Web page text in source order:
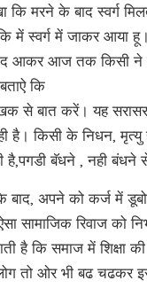
कि मरने के बाद स्वर्ग
में स्वर्ग में जाकर आया
आकर आज तक किसी ने
कि
से बात करें। यह सरासर
है। किसी के निधन, मृत्यु
है,पगडी बॅधने , नही
बाद, अपने को कर्ज में
सामाजिक रिवाज को
है कि समाज में शिक्षा
तो ओर भी बढ चढकर